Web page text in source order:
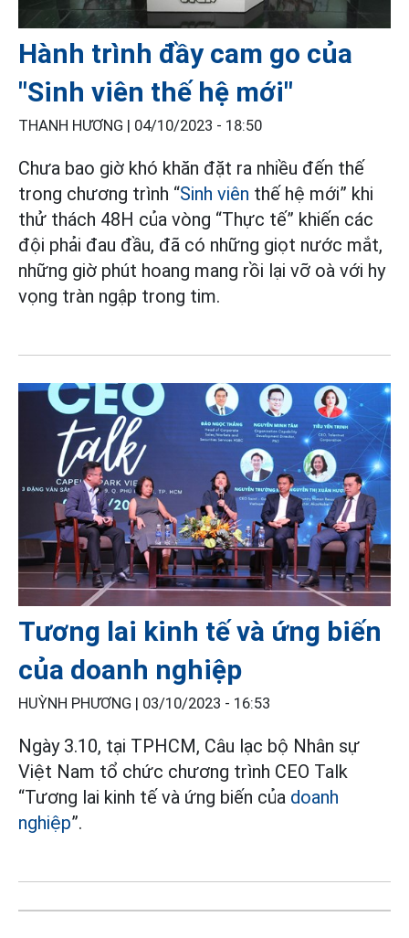
Hành trình đầy cam go của
"Sinh viên thế hệ mới"
THANH HƯƠNG | 04/10/2023 - 18:50
Chưa bao giờ khó khăn đặt ra nhiều đến thế
trong chương trình “Sinh viên thế hệ mới” khi
thử thách 48H của vòng “Thực tế” khiến các
đội phải đau đầu, đã có những giọt nước mắt,
những giờ phút hoang mang rồi lại vỡ oà với hy
vọng tràn ngập trong tim.
Tương lai kinh tế và ứng biến
của doanh nghiệp
HUỲNH PHƯƠNG | 03/10/2023 - 16:53
Ngày 3.10, tại TPHCM, Câu lạc bộ Nhân sự
Việt Nam tổ chức chương trình CEO Talk
“Tương lai kinh tế và ứng biến của doanh
nghiệp”.